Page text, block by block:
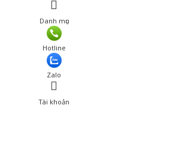
Danh mục
Hotline
Zalo
Tài khoản